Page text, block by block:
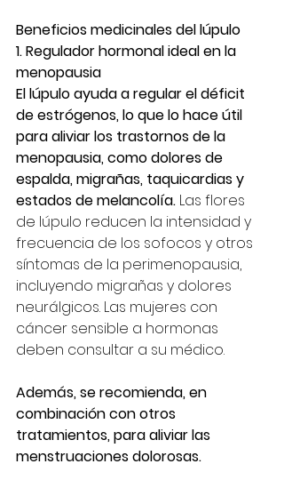
Beneficios medicinales del lúpulo
1. Regulador hormonal ideal en la
menopausia
El lúpulo ayuda a regular el déficit
de estrógenos, lo que lo hace útil
para aliviar los trastornos de la
menopausia, como dolores de
espalda, migrañas, taquicardias y
estados de melancolía. Las flores
de lúpulo reducen la intensidad y
frecuencia de los sofocos y otros
síntomas de la perimenopausia,
incluyendo migrañas y dolores
neurálgicos. Las mujeres con
cáncer sensible a hormonas
deben consultar a su médico.
Además, se recomienda, en
combinación con otros
tratamientos, para aliviar las
menstruaciones dolorosas.